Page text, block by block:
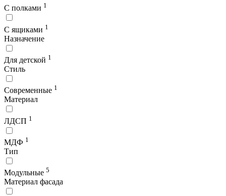
С полками 1
С ящиками 1
Назначение
Для детской 1
Стиль
Современные 1
Материал
ЛДСП 1
МДФ 1
Тип
Модульные 5
Материал фасада